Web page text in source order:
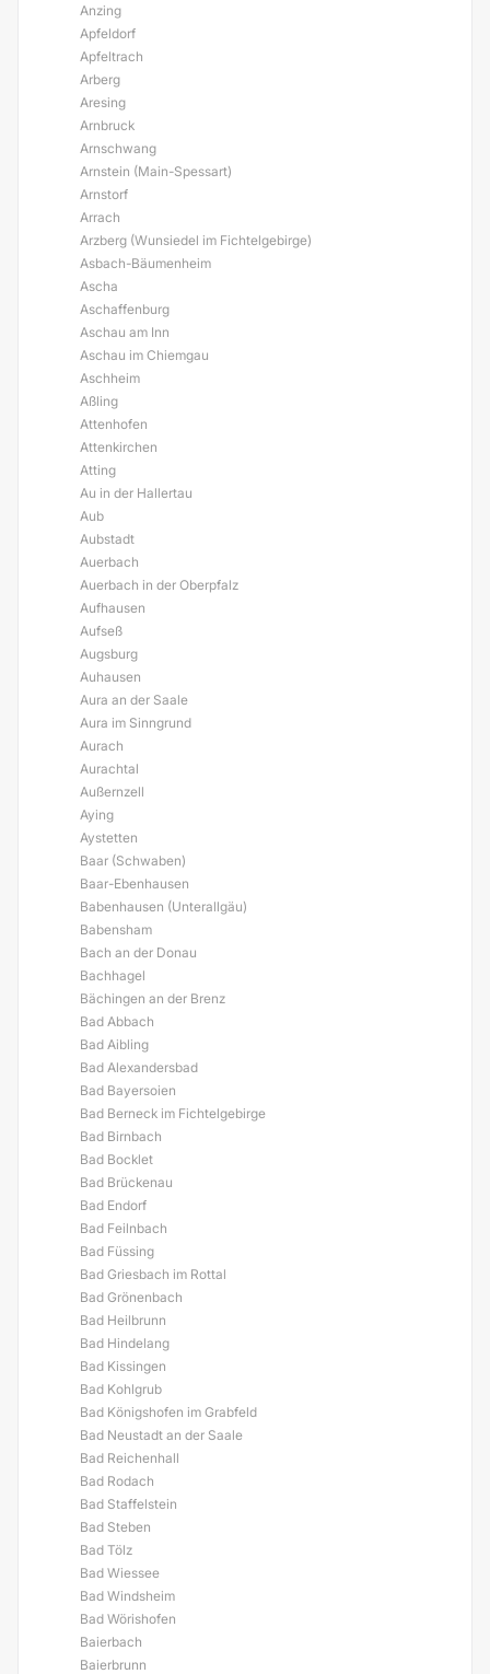
Anzing
Apfeldorf
Apfeltrach
Arberg
Aresing
Arnbruck
Arnschwang
Arnstein (Main-Spessart)
Arnstorf
Arrach
Arzberg (Wunsiedel im Fichtelgebirge)
Asbach-Bäumenheim
Ascha
Aschaffenburg
Aschau am Inn
Aschau im Chiemgau
Aschheim
Aßling
Attenhofen
Attenkirchen
Atting
Au in der Hallertau
Aub
Aubstadt
Auerbach
Auerbach in der Oberpfalz
Aufhausen
Aufseß
Augsburg
Auhausen
Aura an der Saale
Aura im Sinngrund
Aurach
Aurachtal
Außernzell
Aying
Aystetten
Baar (Schwaben)
Baar-Ebenhausen
Babenhausen (Unterallgäu)
Babensham
Bach an der Donau
Bachhagel
Bächingen an der Brenz
Bad Abbach
Bad Aibling
Bad Alexandersbad
Bad Bayersoien
Bad Berneck im Fichtelgebirge
Bad Birnbach
Bad Bocklet
Bad Brückenau
Bad Endorf
Bad Feilnbach
Bad Füssing
Bad Griesbach im Rottal
Bad Grönenbach
Bad Heilbrunn
Bad Hindelang
Bad Kissingen
Bad Kohlgrub
Bad Königshofen im Grabfeld
Bad Neustadt an der Saale
Bad Reichenhall
Bad Rodach
Bad Staffelstein
Bad Steben
Bad Tölz
Bad Wiessee
Bad Windsheim
Bad Wörishofen
Baierbach
Baierbrunn